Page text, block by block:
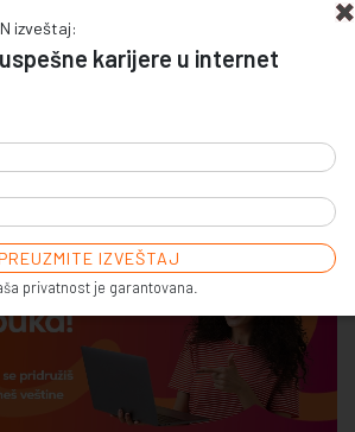
izveštaj:
karijere u internet
privatnost je garantovana.
+381 (0)11 7856 156
E-BUSINESS & E-MARKETING